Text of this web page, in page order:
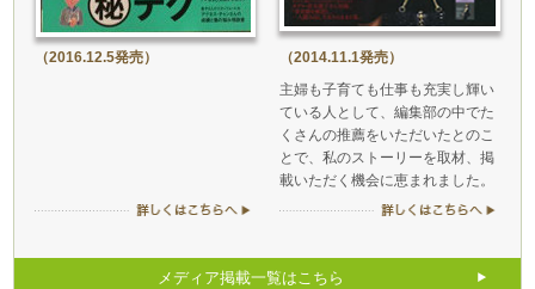
（2016.12.5発売）
（2014.11.1発売）
主婦も子育ても仕事も充実し輝い
ている人として、編集部の中でた
くさんの推薦をいただいたとのこ
とで、私のストーリーを取材、掲
載いただく機会に恵まれました。
メディア掲載一覧はこちら